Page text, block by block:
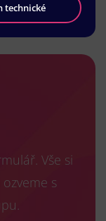
Vše si
s
technické